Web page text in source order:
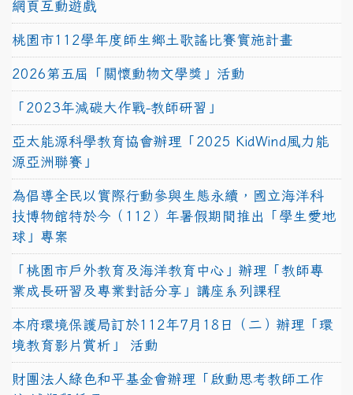
網頁互動遊戲
桃園市112學年度師生鄉土歌謠比賽實施計畫
2026第五屆「關懷動物文學獎」活動
「2023年減碳大作戰-教師研習」
亞太能源科學教育協會辦理「2025 KidWind風力能
源亞洲聯賽」
為倡導全民以實際行動參與生態永續，國立海洋科
技博物館特於今（112）年暑假期間推出「學生愛地
球」專案
「桃園市戶外教育及海洋教育中心」辦理「教師專
業成長研習及專業對話分享」講座系列課程
本府環境保護局訂於112年7月18日（二）辦理「環
境教育影片賞析」 活動
財團法人綠色和平基金會辦理「啟動思考教師工作